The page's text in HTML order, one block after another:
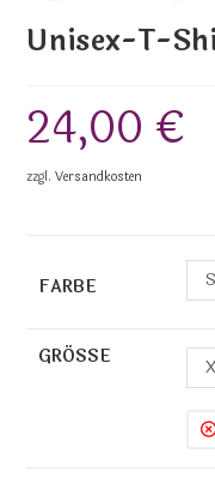
Unisex-T-
24,00 €
zzgl.Versandkosten
FARBE
GRÖSSE